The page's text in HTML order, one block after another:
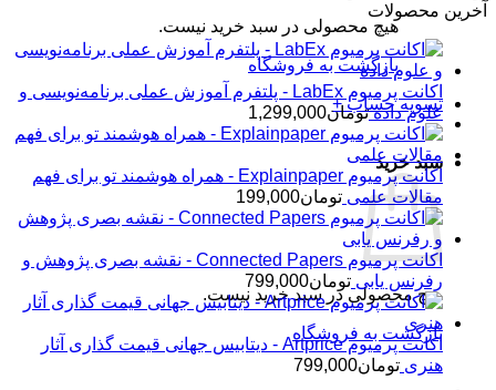
هیچ محصولی در سبد خرید نیست.
بازگشت به فروشگاه
تسویه حساب +
سبد خرید
هیچ محصولی در سبد خرید نیست.
بازگشت به فروشگاه
تومان499,000
تا
آخرین محصولات
اکانت پرمیوم LabEx - پلتفرم آموزش عملی برنامه‌نویسی و
علوم داده تومان1,299,000
اکانت پرمیوم Explainpaper - همراه هوشمند تو برای فهم
مقالات علمی تومان199,000
اکانت پرمیوم Connected Papers - نقشه بصری پژوهش و
رفرنس یابی تومان799,000
اکانت پرمیوم Artprice - دیتابیس جهانی قیمت ‌گذاری آثار
هنری تومان799,000